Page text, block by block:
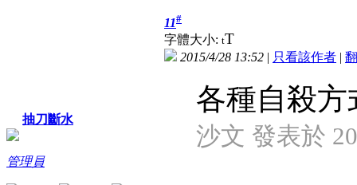
抽刀斷水
管理員
11#
字體大小: tT
2015/4/28 13:52 | 只看該作者 |
各種自殺
沙文 發表於